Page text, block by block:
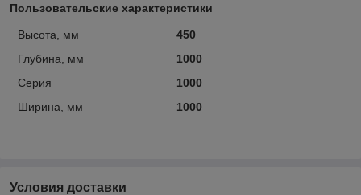
Пользовательские характеристики
Высота, мм
450
Глубина, мм
1000
Серия
1000
Ширина, мм
1000
Условия доставки